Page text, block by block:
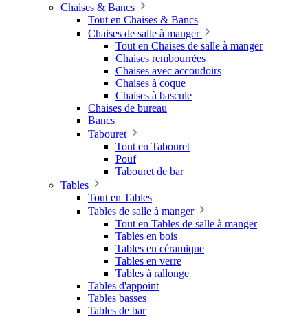
Chaises & Bancs
Tout en Chaises & Bancs
Chaises de salle à manger
Tout en Chaises de salle à manger
Chaises rembourrées
Chaises avec accoudoirs
Chaises à coque
Chaises à bascule
Chaises de bureau
Bancs
Tabouret
Tout en Tabouret
Pouf
Tabouret de bar
Tables
Tout en Tables
Tables de salle à manger
Tout en Tables de salle à manger
Tables en bois
Tables en céramique
Tables en verre
Tables à rallonge
Tables d'appoint
Tables basses
Tables de bar